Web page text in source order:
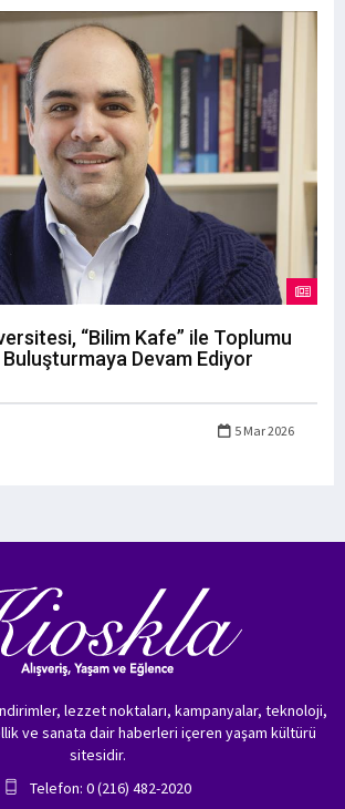
“Bilim Kafe” ile Toplumu
Buluşturmaya Devam Ediyor
5 Mar 2026
lezzet noktaları, kampanyalar, teknoloji,
ve sanata dair haberleri içeren yaşam kültürü
sitesidir.
Telefon: 0 (216) 482-2020